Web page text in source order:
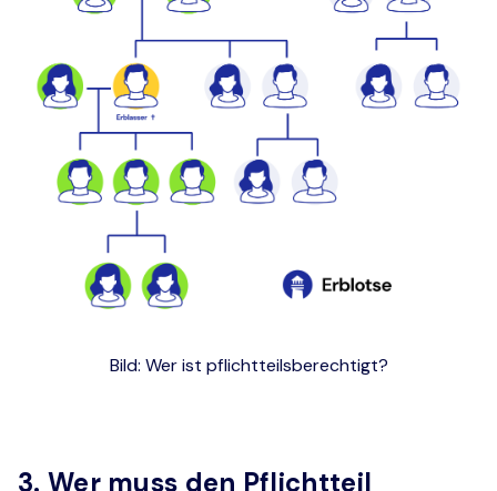
Bild: Wer ist pflichtteilsberechtigt?
3. Wer muss den Pflichtteil